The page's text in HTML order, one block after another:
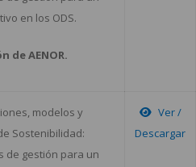
en los ODS.
de AENOR.
modelos y
Sostenibilidad:
de gestión para un
Ver /
Descargar